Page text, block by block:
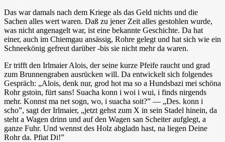
Das war damals nach dem Kriege als das Geld nichts und die
Sachen alles wert waren. Daß zu jener Zeit alles gestohlen wurde,
was nicht angenagelt war, ist eine bekannte Geschichte. Da hat
einer, auch im Chiemgau ansässig, Rohre gelegt und hat sich wie ein
Schneekönig gefreut darüber -bis sie nicht mehr da waren.
Er trifft den Irlmaier Alois, der seine kurze Pfeife raucht und grad
zum Brunnengraben ausrücken will. Da entwickelt sich folgendes
Gespräch: „Alois, denk nur, grod hot ma so a Hundsbazi mei schöna
Rohr gstoin, fürt sans! Suacha konn i woi i wui, i finds nirgends
mehr. Konnst ma net sogn, wo, i suacha soit?” — „Des. konn i
scho”, sagt der Irlmaier, „jetzt gehst zum X in sein Stadel hinein, da
steht a Wagen drinn und auf den Wagen san Scheiter aufglegt, a
ganze Fuhr. Und wennst des Holz abgladn hast, na liegen Deine
Rohr da. Pfiat Di!”